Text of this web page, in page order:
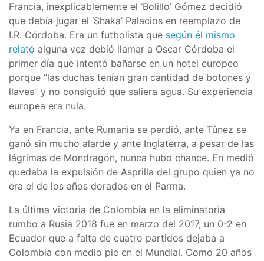
Francia, inexplicablemente el ‘Bolillo’ Gómez decidió
que debía jugar el ‘Shaka’ Palacios en reemplazo de
I.R. Córdoba. Era un futbolista que según él mismo
relató alguna vez debió llamar a Oscar Córdoba el
primer día que intentó bañarse en un hotel europeo
porque “las duchas tenían gran cantidad de botones y
llaves” y no consiguió que saliera agua. Su experiencia
europea era nula.
Ya en Francia, ante Rumania se perdió, ante Túnez se
ganó sin mucho alarde y ante Inglaterra, a pesar de las
lágrimas de Mondragón, nunca hubo chance. En medió
quedaba la expulsión de Asprilla del grupo quien ya no
era el de los años dorados en el Parma.
La última victoria de Colombia en la eliminatoria
rumbo a Rusia 2018 fue en marzo del 2017, un 0-2 en
Ecuador que a falta de cuatro partidos dejaba a
Colombia con medio pie en el Mundial. Como 20 años